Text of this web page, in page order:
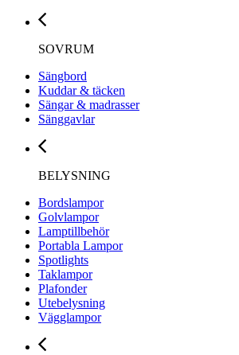
SOVRUM
Sängbord
Kuddar & täcken
Sängar & madrasser
Sänggavlar
BELYSNING
Bordslampor
Golvlampor
Lamptillbehör
Portabla Lampor
Spotlights
Taklampor
Plafonder
Utebelysning
Vägglampor